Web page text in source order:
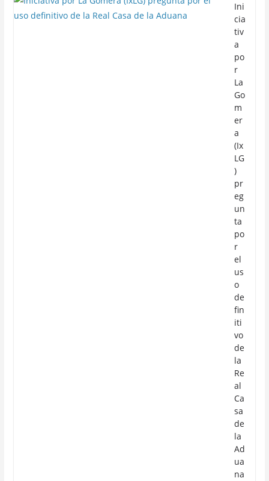
Ini
cia
tiv
a
po
r
La
Go
m
er
a
(Ix
LG
)
pr
eg
un
ta
po
r
el
us
o
de
fin
iti
vo
de
la
Re
al
Ca
sa
de
la
Ad
ua
na